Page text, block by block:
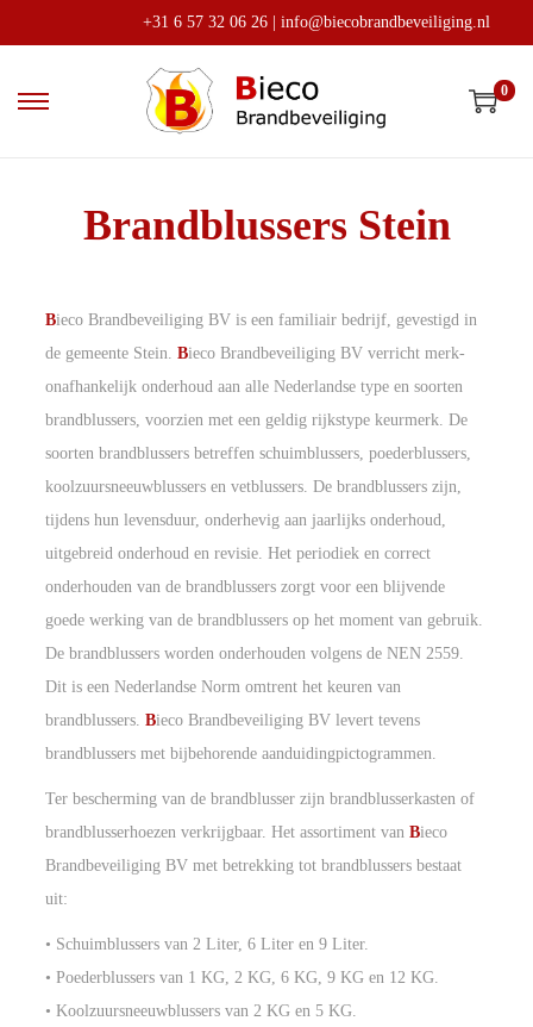
+31 6 57 32 06 26 info@biecobrandbeveiliging.nl
0
Brandblussers Stein
Bieco Brandbeveiliging BV is een familiair bedrijf, gevestigd in
de gemeente Stein. Bieco Brandbeveiliging BV verricht merk-
onafhankelijk onderhoud aan alle Nederlandse type en soorten
brandblussers, voorzien met een geldig rijkstype keurmerk. De
soorten brandblussers betreffen schuimblussers, poederblussers,
koolzuursneeuwblussers en vetblussers. De brandblussers zijn,
tijdens hun levensduur, onderhevig aan jaarlijks onderhoud,
uitgebreid onderhoud en revisie. Het periodiek en correct
onderhouden van de brandblussers zorgt voor een blijvende
goede werking van de brandblussers op het moment van gebruik.
De brandblussers worden onderhouden volgens de NEN 2559.
Dit is een Nederlandse Norm omtrent het keuren van
brandblussers. Bieco Brandbeveiliging BV levert tevens
brandblussers met bijbehorende aanduidingpictogrammen.
Ter bescherming van de brandblusser zijn brandblusserkasten of
brandblusserhoezen verkrijgbaar. Het assortiment van Bieco
Brandbeveiliging BV met betrekking tot brandblussers bestaat
uit:
• Schuimblussers van 2 Liter, 6 Liter en 9 Liter.
• Poederblussers van 1 KG, 2 KG, 6 KG, 9 KG en 12 KG.
• Koolzuursneeuwblussers van 2 KG en 5 KG.